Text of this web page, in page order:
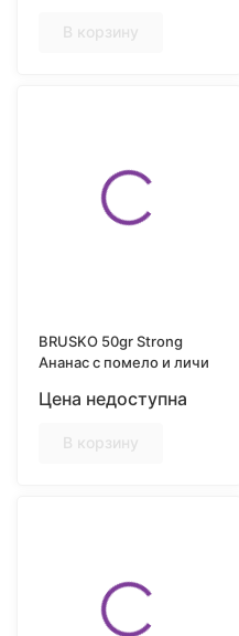
В корзину
BRUSKO 50gr Strong
Ананас с помело и личи
Цена недоступна
В корзину